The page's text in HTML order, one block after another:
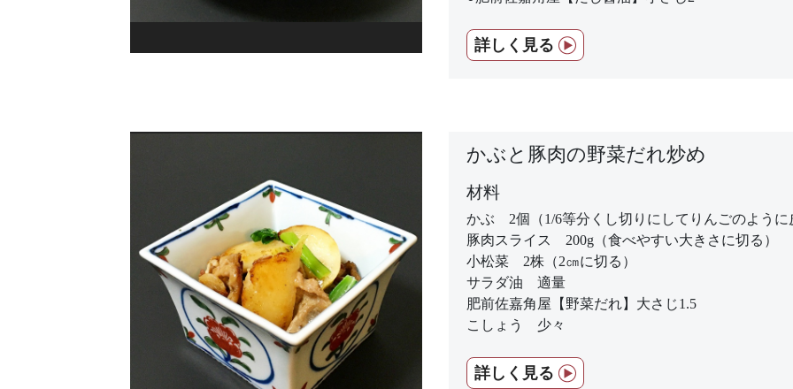
詳しく見る
かぶと豚肉の野菜だれ炒め
材料
かぶ 2個（1/6等分くし切りにしてりんごのように
豚肉スライス 200g（食べやすい大きさに切る）
小松菜 2株（2㎝に切る）
サラダ油 適量
肥前佐嘉角屋【野菜だれ】大さじ1.5
こしょう 少々
詳しく見る